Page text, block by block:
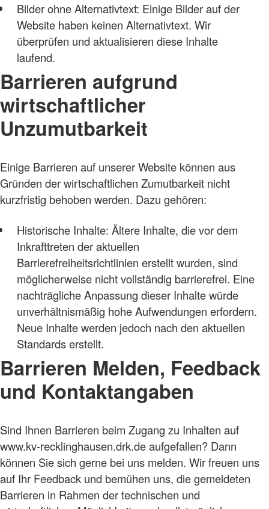
Bilder ohne Alternativtext: Einige Bilder auf der
Website haben keinen Alternativtext. Wir
überprüfen und aktualisieren diese Inhalte
laufend.
Barrieren aufgrund
wirtschaftlicher
Unzumutbarkeit
Einige Barrieren auf unserer Website können aus
Gründen der wirtschaftlichen Zumutbarkeit nicht
kurzfristig behoben werden. Dazu gehören:
Historische Inhalte: Ältere Inhalte, die vor dem
Inkrafttreten der aktuellen
Barrierefreiheitsrichtlinien erstellt wurden, sind
möglicherweise nicht vollständig barrierefrei. Eine
nachträgliche Anpassung dieser Inhalte würde
unverhältnismäßig hohe Aufwendungen erfordern.
Neue Inhalte werden jedoch nach den aktuellen
Standards erstellt.
Barrieren Melden, Feedback
und Kontaktangaben
Sind Ihnen Barrieren beim Zugang zu Inhalten auf
www.kv-recklinghausen.drk.de aufgefallen? Dann
können Sie sich gerne bei uns melden. Wir freuen uns
auf Ihr Feedback und bemühen uns, die gemeldeten
Barrieren in Rahmen der technischen und